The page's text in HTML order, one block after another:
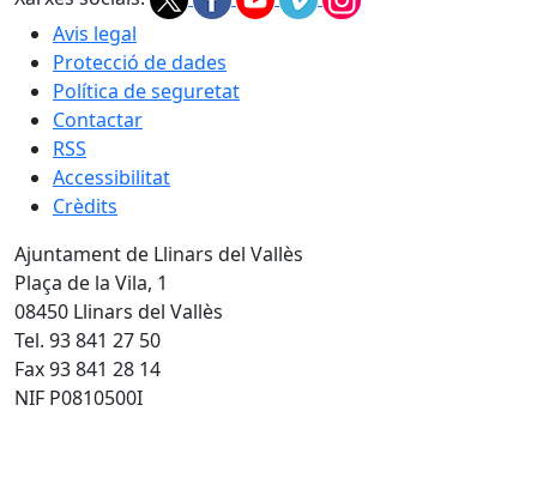
Avis legal
Protecció de dades
Política de seguretat
Contactar
RSS
Accessibilitat
Crèdits
Ajuntament de Llinars del Vallès
Plaça de la Vila, 1
08450 Llinars del Vallès
Tel. 93 841 27 50
Fax 93 841 28 14
NIF P0810500I